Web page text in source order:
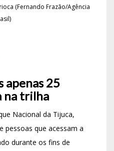
(Fernando Frazão/Agência
apenas 25
na trilha
Nacional da Tijuca,
pessoas que acessam a
durante os fins de